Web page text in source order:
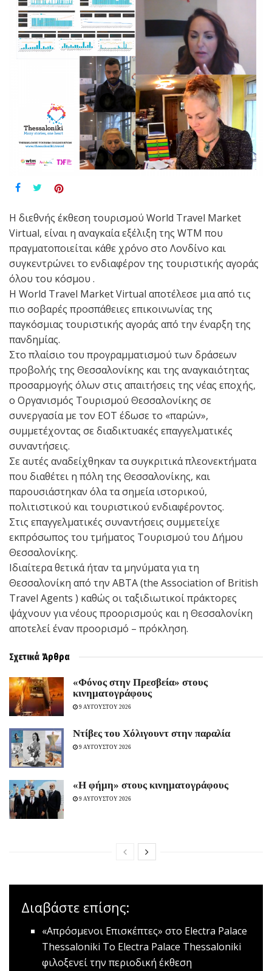
Η διεθνής έκθεση τουρισμού World Travel Market
Virtual, είναι η αναγκαία εξέλιξη της WTM που
πραγματοποιείται κάθε χρόνο στο Λονδίνο και
συγκεντρώνει το ενδιαφέρον της τουριστικής αγοράς
όλου του κόσμου .
Η World Travel Market Virtual αποτέλεσε μια από τις
πιο σοβαρές προσπάθειες επικοινωνίας της
παγκόσμιας τουριστικής αγοράς από την έναρξη της
πανδημίας.
Στο πλαίσιο του προγραμματισμού των δράσεων
προβολής της Θεσσαλονίκης και της αναγκαιότητας
προσαρμογής όλων στις απαιτήσεις της νέας εποχής,
ο Οργανισμός Τουρισμού Θεσσαλονίκης σε
συνεργασία με τον ΕΟΤ έδωσε το «παρών»,
συμμετέχοντας σε διαδικτυακές επαγγελματικές
συναντήσεις.
Σε αυτές αναδείχθηκαν τα συγκριτικά πλεονεκτήματα
που διαθέτει η πόλη της Θεσσαλονίκης, και
παρουσιάστηκαν όλα τα σημεία ιστορικού,
πολιτιστικού και τουριστικού ενδιαφέροντος.
Στις επαγγελματικές συναντήσεις συμμετείχε
εκπρόσωπος του τμήματος Τουρισμού του Δήμου
Θεσσαλονίκης.
Ιδιαίτερα θετικά ήταν τα μηνύματα για τη
Θεσσαλονίκη από την ABTA (the Association of British
Travel Agents ) καθώς οι ταξιδιωτικοί πράκτορες
ψάχνουν για νέους προορισμούς και η Θεσσαλονίκη
αποτελεί έναν προορισμό – πρόκληση.
Σχετικά Άρθρα
«Φόνος στην Πρεσβεία» στους
κινηματογράφους
9 ΑΥΓΟΥΣΤΟΥ 2026
Ντίβες του Χόλιγουντ στην παραλία
9 ΑΥΓΟΥΣΤΟΥ 2026
«H φήμη» στους κινηματογράφους
9 ΑΥΓΟΥΣΤΟΥ 2026
Διαβάστε επίσης:
«Απρόσμενοι Επισκέπτες» στο Electra Palace
Thessaloniki Το Electra Palace Thessaloniki
φιλοξενεί την περιοδική έκθεση